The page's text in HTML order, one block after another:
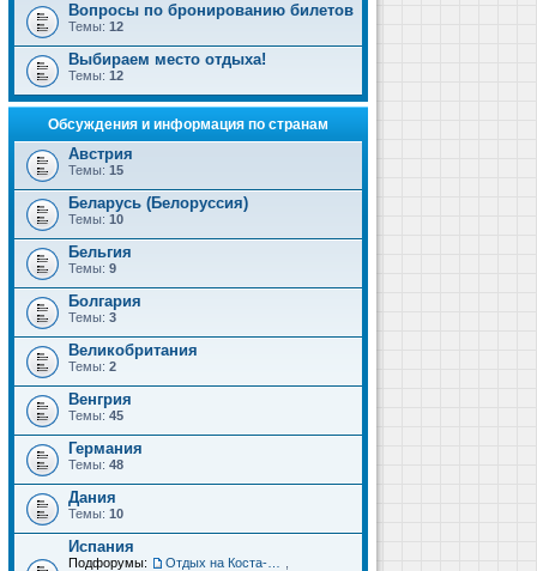
Вопросы по бронированию билетов
Темы: 12
Выбираем место отдыха!
Темы: 12
Обсуждения и информация по странам
Австрия
Темы: 15
Беларусь (Белоруссия)
Темы: 10
Бельгия
Темы: 9
Болгария
Темы: 3
Великобритания
Темы: 2
Венгрия
Темы: 45
Германия
Темы: 48
Дания
Темы: 10
Испания
Подфорумы: